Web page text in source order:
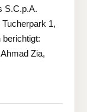
S.C.p.A.
1,
berichtigt:
Zia,